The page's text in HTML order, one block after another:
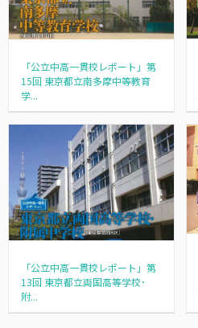
「公立中高一貫校レポート」第
15回 東京都立南多摩中等教育
学...
「公立中高一貫校レポート」第
13回 東京都立両国高等学校･
附...